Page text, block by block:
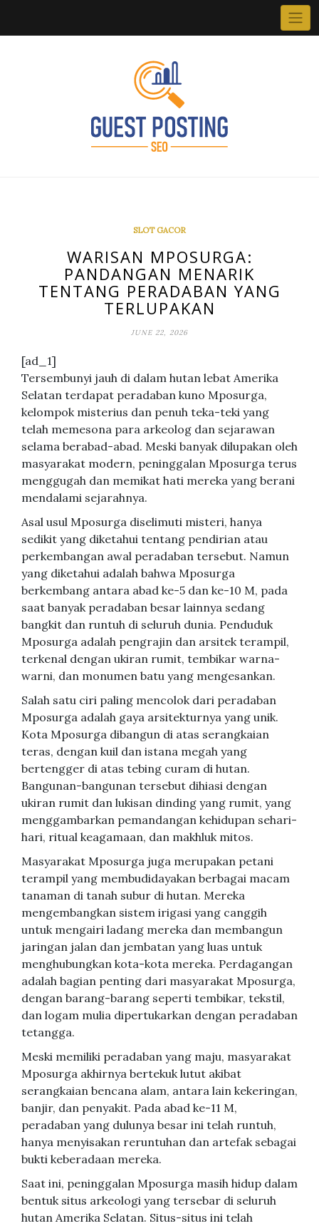
SLOT GACOR
WARISAN MPOSURGA:
PANDANGAN MENARIK
TENTANG PERADABAN YANG
TERLUPAKAN
JUNE 22, 2026
[ad_1]
Tersembunyi jauh di dalam hutan lebat Amerika
Selatan terdapat peradaban kuno Mposurga,
kelompok misterius dan penuh teka-teki yang
telah memesona para arkeolog dan sejarawan
selama berabad-abad. Meski banyak dilupakan oleh
masyarakat modern, peninggalan Mposurga terus
menggugah dan memikat hati mereka yang berani
mendalami sejarahnya.
Asal usul Mposurga diselimuti misteri, hanya
sedikit yang diketahui tentang pendirian atau
perkembangan awal peradaban tersebut. Namun
yang diketahui adalah bahwa Mposurga
berkembang antara abad ke-5 dan ke-10 M, pada
saat banyak peradaban besar lainnya sedang
bangkit dan runtuh di seluruh dunia. Penduduk
Mposurga adalah pengrajin dan arsitek terampil,
terkenal dengan ukiran rumit, tembikar warna-
warni, dan monumen batu yang mengesankan.
Salah satu ciri paling mencolok dari peradaban
Mposurga adalah gaya arsitekturnya yang unik.
Kota Mposurga dibangun di atas serangkaian
teras, dengan kuil dan istana megah yang
bertengger di atas tebing curam di hutan.
Bangunan-bangunan tersebut dihiasi dengan
ukiran rumit dan lukisan dinding yang rumit, yang
menggambarkan pemandangan kehidupan sehari-
hari, ritual keagamaan, dan makhluk mitos.
Masyarakat Mposurga juga merupakan petani
terampil yang membudidayakan berbagai macam
tanaman di tanah subur di hutan. Mereka
mengembangkan sistem irigasi yang canggih
untuk mengairi ladang mereka dan membangun
jaringan jalan dan jembatan yang luas untuk
menghubungkan kota-kota mereka. Perdagangan
adalah bagian penting dari masyarakat Mposurga,
dengan barang-barang seperti tembikar, tekstil,
dan logam mulia dipertukarkan dengan peradaban
tetangga.
Meski memiliki peradaban yang maju, masyarakat
Mposurga akhirnya bertekuk lutut akibat
serangkaian bencana alam, antara lain kekeringan,
banjir, dan penyakit. Pada abad ke-11 M,
peradaban yang dulunya besar ini telah runtuh,
hanya menyisakan reruntuhan dan artefak sebagai
bukti keberadaan mereka.
Saat ini, peninggalan Mposurga masih hidup dalam
bentuk situs arkeologi yang tersebar di seluruh
hutan Amerika Selatan. Situs-situs ini telah